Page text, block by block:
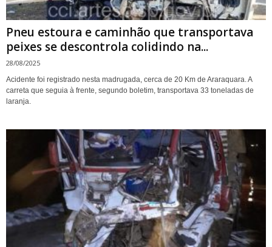
Pneu estoura e caminhão que transportava
peixes se descontrola colidindo na...
28/08/2025
Acidente foi registrado nesta madrugada, cerca de 20 Km de Araraquara. A
carreta que seguia à frente, segundo boletim, transportava 33 toneladas de
laranja.